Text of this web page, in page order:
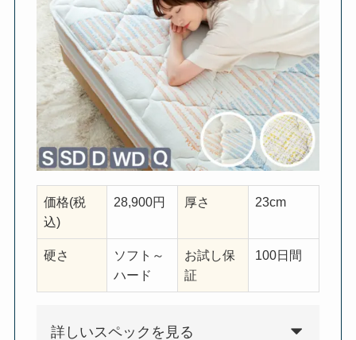
価格(税
込)
28,900円 厚さ 23cm
硬さ
ソフト～
ハード
お試し保
証
100日間
詳しいスペックを見る